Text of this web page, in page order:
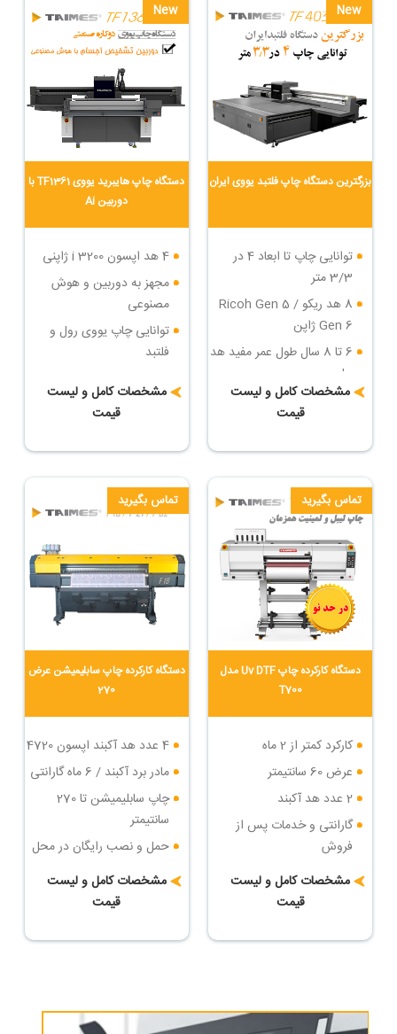
New
دستگاه چاپ هایبرید یووی TF1361 با
دوربین Ai
4 هد اپسون i 3200 ژاپنی
مجهز به دوربین و هوش
مصنوعی
توانایی چاپ یووی رول و
فلتبد
در ساعت
دارای روتاری جهت چاپ روی
اجسام مدور
مشخصات کامل و لیست
قیمت
New
بزرگترین دستگاه چاپ فلتبد یووی ایران
توانایی چاپ تا ابعاد 4 در
3/3 متر
8 هد ریکو Ricoh Gen 5 /
Gen 6 ژاپن
6 تا 8 سال طول عمر مفید هد
چاپ
سرعت چاپ : تا 84 مترمربع
بزرگترین دستگاه چاپ فلتبد
مشخصات کامل و لیست
قیمت
تماس بگیرید
دستگاه کارکرده چاپ سابلیمیشن عرض
270
4 عدد هد آکبند اپسون 4720
مادر برد آکبند / 6 ماه گارانتی
چاپ سابلیمیشن تا 270
سانتیمتر
حمل و نصب رایگان در محل
شرایط پرداخت اقساطی
مشخصات کامل و لیست
قیمت
تماس بگیرید
دستگاه کارکرده چاپ Uv DTF مدل
T700
کارکرد کمتر از 2 ماه
عرض 60 سانتیمتر
2 عدد هد آکبند
گارانتی و خدمات پس از
فروش
حمل و نصب رایگان
مشخصات کامل و لیست
قیمت